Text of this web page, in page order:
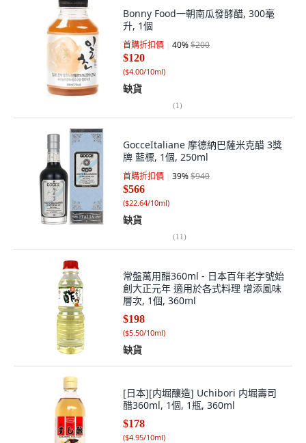
Bonny Food一朝南瓜發酵醋, 300毫
升, 1個
首購折扣價 40%$200
$120
($4.00/10ml)
缺貨
(1)
GocceItaliane 摩德納巴薩米克醋 3獎
牌 藍標, 1個, 250ml
首購折扣價 39%$940
$566
($22.64/10ml)
缺貨
(11)
常盤萬用醋360ml - 日本百年老字號始
創大正元年 適用於各式料理 增添風味
層次, 1個, 360ml
$198
($5.50/10ml)
缺貨
[日本][内堀釀造] Uchibori 内堀壽司
醋360ml, 1個, 1瓶, 360ml
$178
($4.95/10ml)